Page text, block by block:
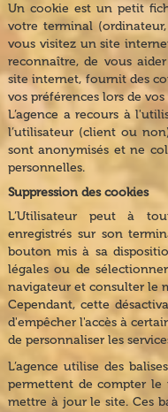
Un cookie est un petit
votre terminal
vous visitez un site
reconnaître, de vous
site internet, fournit des
vos préférences lors de
L’agence a recours à
l’utilisateur (client ou
sont anonymisés et ne
personnelles.
Suppression des cookies
L’Utilisateur peut à
enregistrés sur son
bouton mis à sa
légales ou de
navigateur et consulter le
Cependant, cette
d'empêcher l'accès à
de personnaliser les
L’agence utilise des
permettent de compter le
mettre à jour le site. Ces